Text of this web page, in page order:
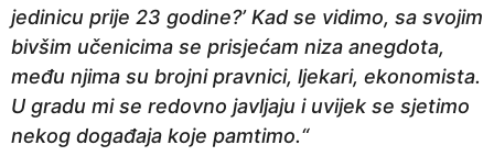
jedinicu prije 23 godine?’ Kad se vidimo, sa svojim
bivšim učenicima se prisjećam niza anegdota,
među njima su brojni pravnici, ljekari, ekonomista.
U gradu mi se redovno javljaju i uvijek se sjetimo
nekog događaja koje pamtimo.“